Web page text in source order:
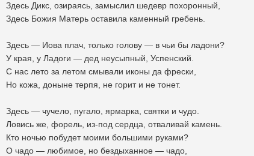
Здесь Дикс, озираясь, замыслил шедевр похоронный,
Здесь Божия Матерь оставила каменный гребень.
Здесь — Иова плач, только голову — в чьи бы ладони?
У края, у Ладоги — дед неусыпный, Успенский.
С нас лето за летом смывали иконы да фрески,
Но кожа, доныне терпя, не горит и не тонет.
Здесь — чучело, пугало, ярмарка, святки и чудо.
Ловись же, форель, из-под сердца, отваливай камень.
Кто ночью побудет моими большими руками?
О чадо — любимое, но бездыханное — чадо,